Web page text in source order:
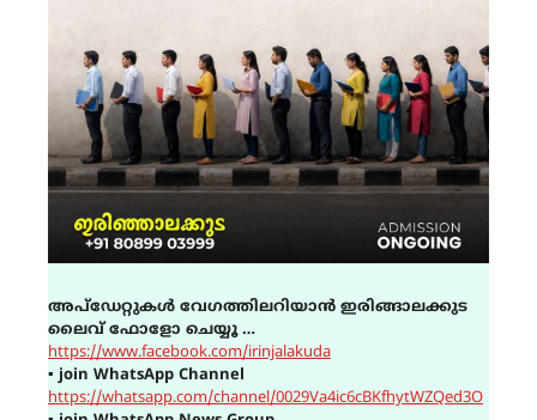
അപ്ഡേറ്റുകൾ വേഗത്തിലറിയാൻ ഇരിങ്ങാലക്കുട
ലൈവ് ഫോളോ ചെയ്യൂ …
https://www.facebook.com/irinjalakuda
▪ join WhatsApp Channel
https://whatsapp.com/channel/0029Va4ic6cBKfhytWZQed3O